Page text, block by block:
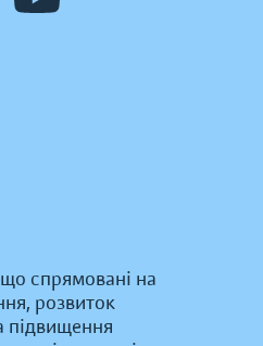
що спрямовані на
розвиток
підвищення